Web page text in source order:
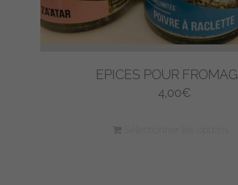
EPICES POUR
4,00€